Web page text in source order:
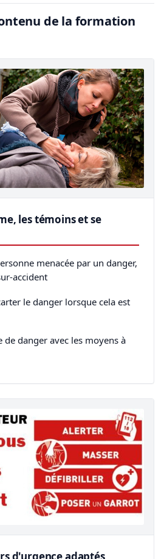
de la formation
les témoins et se
menacée par un danger,
accident
le danger lorsque cela est
de danger avec les moyens à